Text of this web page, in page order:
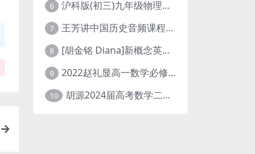
6 沪科版(初三)九年级物理全一册网课教学视频全集(录播版 杜春雨 66讲)
7 王芳讲中国历史音频课程全集(上下五千年)
8 [胡金铭 Diana]新概念英语第1册教学视频课程(全集 百度网盘下载)
9 2022赵礼显高一数学必修一课程视频资源(秋季班 含讲义)百度网盘云
10 胡源2024届高考数学二轮寒假春季精讲 百度网盘分享